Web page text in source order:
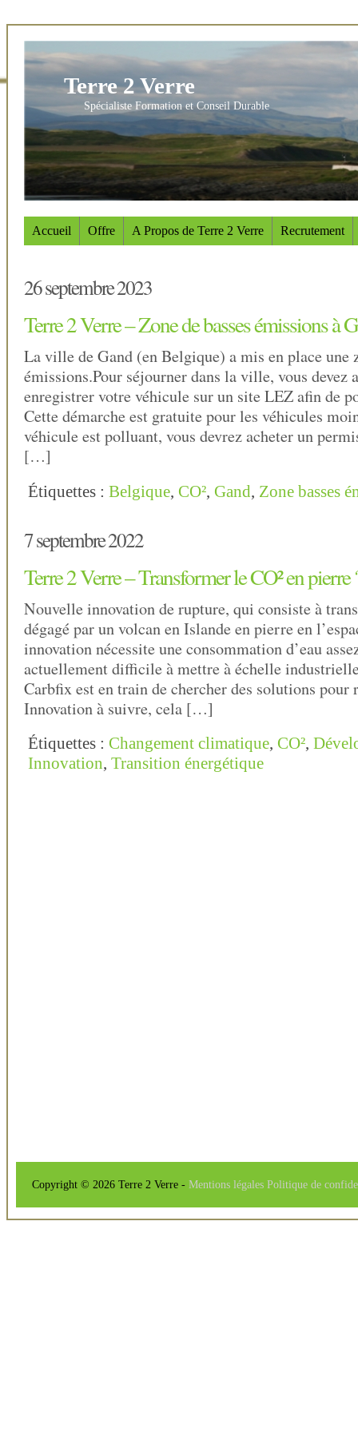
Terre 2 Verre
Spécialiste Formation et Conseil Durable
Accueil Offre A Propos de Terre 2 Verre Recrutement
26 septembre 2023
Terre 2 Verre – Zone de basses émissions à
La ville de Gand (en Belgique) a mis en place une
émissions.Pour séjourner dans la ville, vous devez
enregistrer votre véhicule sur un site LEZ afin de
Cette démarche est gratuite pour les véhicules
véhicule est polluant, vous devrez acheter un
[…]
Étiquettes : Belgique, CO², Gand, Zone basses
7 septembre 2022
Terre 2 Verre – Transformer le CO² en pierre
Nouvelle innovation de rupture, qui consiste à
dégagé par un volcan en Islande en pierre en
innovation nécessite une consommation d’eau
actuellement difficile à mettre à échelle
Carbfix est en train de chercher des solutions pour
Innovation à suivre, cela […]
Étiquettes : Changement climatique, CO²,
Innovation, Transition énergétique
Copyright © 2026 Terre 2 Verre - Mentions légales Politique de